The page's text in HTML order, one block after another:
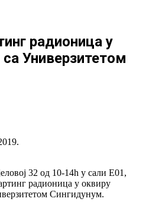
радионица у
Универзитетом
32 од 10-14h у сали Е01,
радионица у оквиру
Сингидунум.